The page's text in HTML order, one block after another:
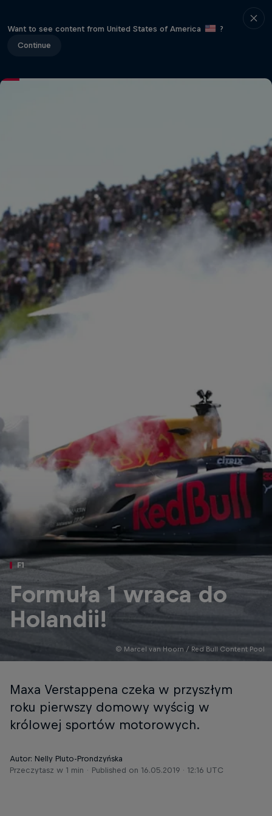
Want to see content from United States of America
?
Continue
© Marcel van Hoorn / Red Bull Content Pool
F1
Formuła 1 wraca do
Holandii!
Maxa Verstappena czeka w przyszłym
roku pierwszy domowy wyścig w
królowej sportów motorowych.
Autor: Nelly Pluto-Prondzyńska
Przeczytasz w 1 min
Published on 16.05.2019 · 12:16 UTC